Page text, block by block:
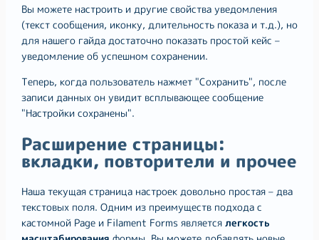
Вы можете настроить и другие свойства уведомления
(текст сообщения, иконку, длительность показа и т.д.), но
для нашего гайда достаточно показать простой кейс –
уведомление об успешном сохранении.
Теперь, когда пользователь нажмет "Сохранить", после
записи данных он увидит всплывающее сообщение
"Настройки сохранены".
Расширение страницы:
вкладки, повторители и прочее
Наша текущая страница настроек довольно простая – два
текстовых поля. Одним из преимуществ подхода с
кастомной Page и Filament Forms являетсялегкость